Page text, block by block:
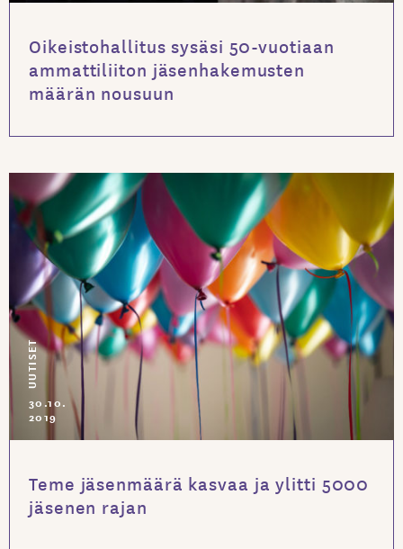
Oikeistohallitus sysäsi 50-vuotiaan
ammattiliiton jäsenhakemusten
määrän nousuun
UUTISET
30.10.
2019
Teme jäsenmäärä kasvaa ja ylitti 5000
jäsenen rajan